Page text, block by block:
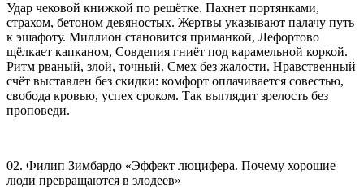
Удар чековой книжкой по решётке. Пахнет портянками,
страхом, бетоном девяностых. Жертвы указывают палачу путь
к эшафоту. Миллион становится приманкой, Лефортово
щёлкает капканом, Совдепия гниёт под карамельной коркой.
Ритм рваный, злой, точный. Смех без жалости. Нравственный
счёт выставлен без скидки: комфорт оплачивается совестью,
свобода кровью, успех сроком. Так выглядит зрелость без
проповеди.
02. Филип Зимбардо «Эффект люцифера. Почему хорошие
люди превращаются в злодеев»